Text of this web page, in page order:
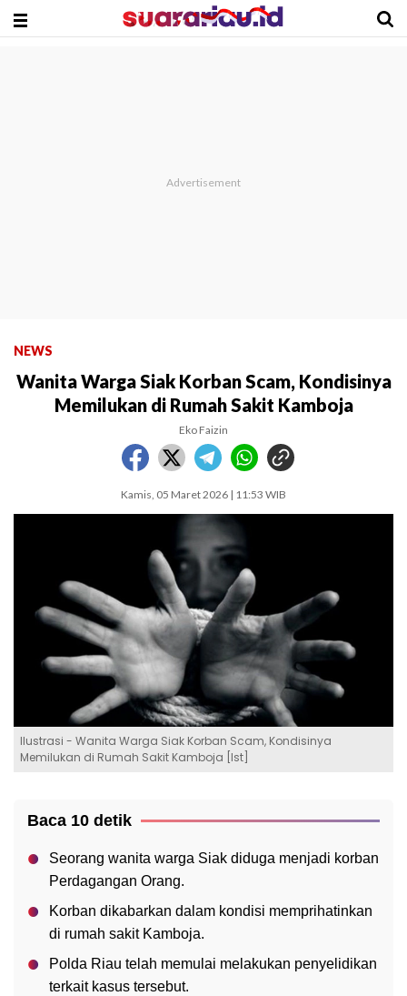
NEWS
Wanita Warga Siak Korban Scam, Kondisinya
Memilukan di Rumah Sakit Kamboja
Eko Faizin
Kamis, 05 Maret 2026 | 11:53 WIB
Ilustrasi - Wanita Warga Siak Korban Scam, Kondisinya
Memilukan di Rumah Sakit Kamboja [Ist]
Baca 10 detik
Seorang wanita warga Siak diduga menjadi korban
Perdagangan Orang.
Korban dikabarkan dalam kondisi memprihatinkan
di rumah sakit Kamboja.
Polda Riau telah memulai melakukan penyelidikan
terkait kasus tersebut.